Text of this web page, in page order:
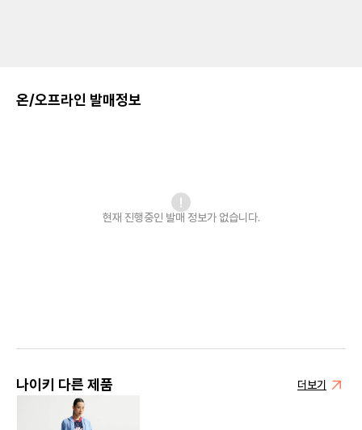
온/오프라인 발매정보
현재 진행중인 발매 정보가 없습니다.
나이키 다른 제품 더보기